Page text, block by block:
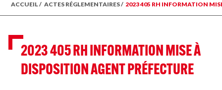
ACCUEIL/ ACTES RÉGLEMENTAIRES/ 2023 405 RH INFORMATION
2023 405 RH INFORMATION MISE À
DISPOSITION AGENT PRÉFECTURE